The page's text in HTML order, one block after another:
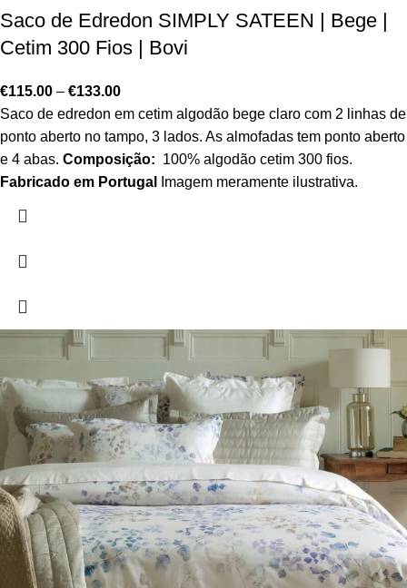
Saco de Edredon SIMPLY SATEEN | Bege |
Cetim 300 Fios | Bovi
€115.00 – €133.00
Saco de edredon em cetim algodão bege claro com 2 linhas de
ponto aberto no tampo, 3 lados. As almofadas tem ponto aberto
e 4 abas. Composição: 100% algodão cetim 300 fios.
Fabricado em Portugal
Imagem meramente ilustrativa.